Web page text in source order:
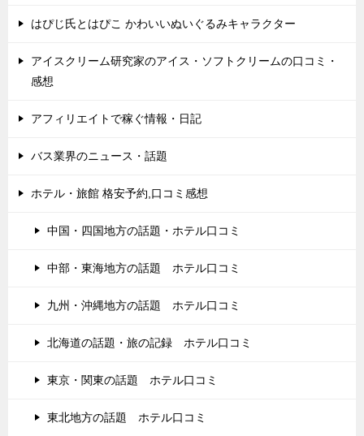
はぴじ氏とはぴこ かわいいぬいぐるみキャラクター
アイスクリーム研究家のアイス・ソフトクリームの口コミ・
感想
アフィリエイトで稼ぐ情報・日記
バス業界のニュース・話題
ホテル・旅館 格安予約,口コミ感想
中国・四国地方の話題・ホテル口コミ
中部・東海地方の話題 ホテル口コミ
九州・沖縄地方の話題 ホテル口コミ
北海道の話題・旅の記録 ホテル口コミ
東京・関東の話題 ホテル口コミ
東北地方の話題 ホテル口コミ